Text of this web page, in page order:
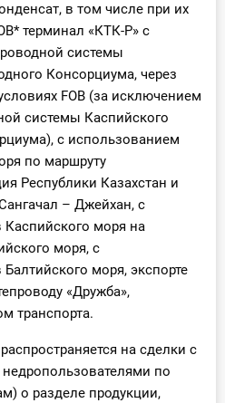
в том числе при их
терминал «КТК-Р» с
системы
Консорциума, через
FOB (за исключением
системы Каспийского
с использованием
по маршруту
Республики Казахстан и
– Джейхан, с
моря на
моря, с
моря, экспорте
«Дружба»,
транспорта.
на сделки с
по
о разделе продукции,